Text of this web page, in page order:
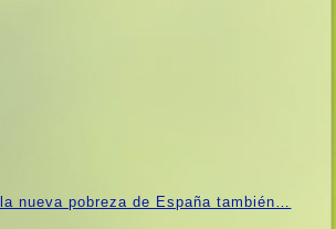
nueva pobreza de España también…